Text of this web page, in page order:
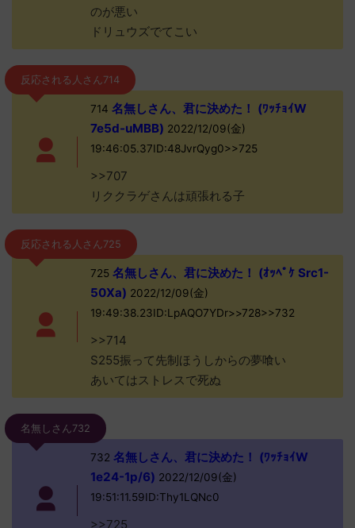
のが悪い
ドリュウズでてこい
反応される人さん714
714 名無しさん、君に決めた！ (ﾜｯﾁｮｲW
7e5d-uMBB) 2022/12/09(金)
19:46:05.37ID:48JvrQyg0>>725
>>707
リククラゲさんは頑張れる子
反応される人さん725
725名無しさん、君に決めた！ (ｵｯﾍﾟｹ Src1-
50Xa) 2022/12/09(金)
19:49:38.23ID:LpAQO7YDr>>728>>732
>>714
S255振って先制ほうしからの夢喰い
あいてはストレスで死ぬ
名無しさん732
732 名無しさん、君に決めた！ (ﾜｯﾁｮｲW
1e24-1p/6) 2022/12/09(金)
19:51:11.59ID:Thy1LQNc0
>>725